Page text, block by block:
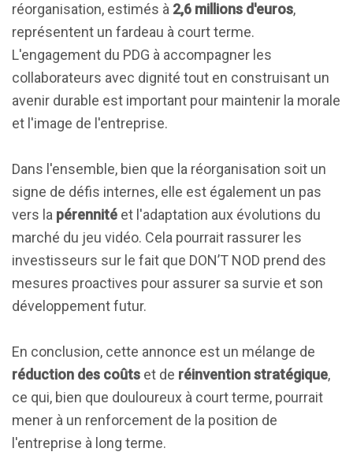
réorganisation, estimés à 2,6 millions d'euros,
représentent un fardeau à court terme.
L'engagement du PDG à accompagner les
collaborateurs avec dignité tout en construisant un
avenir durable est important pour maintenir la morale
et l'image de l'entreprise.
Dans l'ensemble, bien que la réorganisation soit un
signe de défis internes, elle est également un pas
vers la pérennité et l'adaptation aux évolutions du
marché du jeu vidéo. Cela pourrait rassurer les
investisseurs sur le fait que DON’T NOD prend des
mesures proactives pour assurer sa survie et son
développement futur.
En conclusion, cette annonce est un mélange de
réduction des coûts et de réinvention stratégique,
ce qui, bien que douloureux à court terme, pourrait
mener à un renforcement de la position de
l'entreprise à long terme.